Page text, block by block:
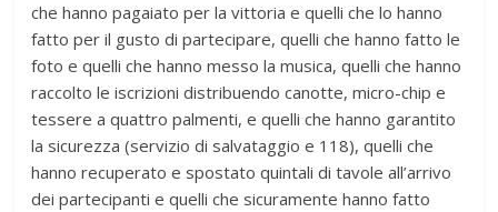
che hanno pagaiato per la vittoria e quelli che lo hanno
fatto per il gusto di partecipare, quelli che hanno fatto le
foto e quelli che hanno messo la musica, quelli che hanno
raccolto le iscrizioni distribuendo canotte, micro-chip e
tessere a quattro palmenti, e quelli che hanno garantito
la sicurezza (servizio di salvataggio e 118), quelli che
hanno recuperato e spostato quintali di tavole all’arrivo
dei partecipanti e quelli che sicuramente hanno fatto